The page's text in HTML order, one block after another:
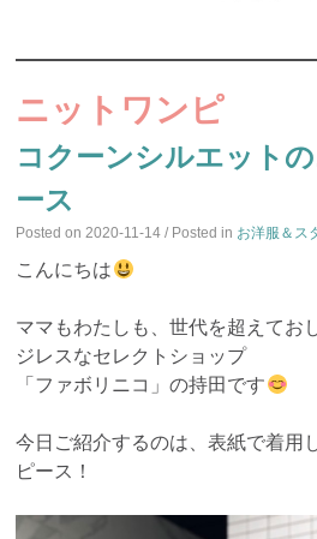
TO
CONTENT
ニットワンピ
コクーンシルエット
ース
Posted on2020-11-14 / Posted in お洋服＆ス
こんにちは
ママもわたしも、世代を超えてお
ジレスなセレクトショップ
「ファボリニコ」の持田です
今日ご紹介するのは、表紙で着用
ピース！